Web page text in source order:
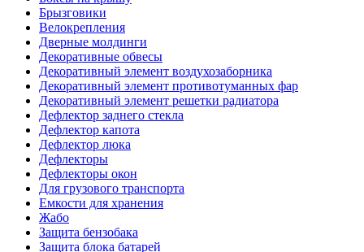
Брызговики
Велокрепления
Дверные молдинги
Декоративные обвесы
Декоративный элемент воздухозаборника
Декоративный элемент противотуманных фар
Декоративный элемент решетки радиатора
Дефлектор заднего стекла
Дефлектор капота
Дефлектор люка
Дефлекторы
Дефлекторы окон
Для грузового транспорта
Емкости для хранения
Жабо
Защита бензобака
Защита блока батарей